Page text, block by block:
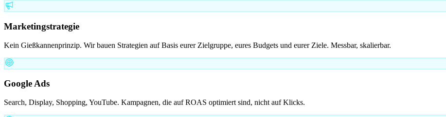
Marketingstrategie
Kein Gießkannenprinzip. Wir bauen Strategien auf Basis eurer Zielgruppe, eures Budgets und eurer Ziele. Messbar, skalierbar.
Google Ads
Search, Display, Shopping, YouTube. Kampagnen, die auf ROAS optimiert sind, nicht auf Klicks.